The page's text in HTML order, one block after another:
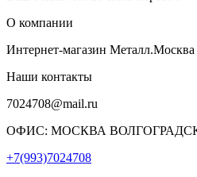
О компании
Интернет-магазин Металл.Москва
Наши контакты
7024708@mail.ru
ОФИС: МОСКВА
+7(993)7024708